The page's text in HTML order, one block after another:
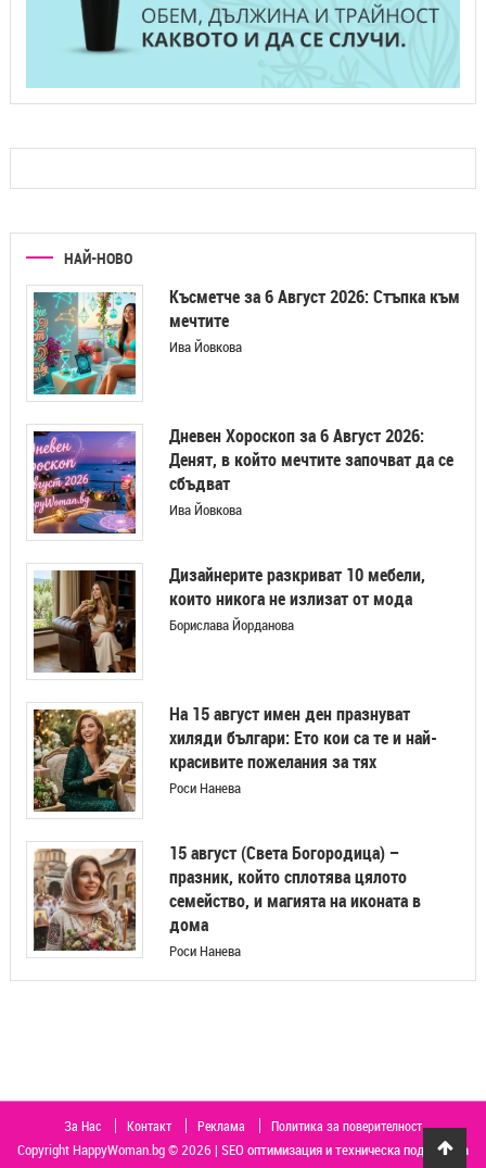
НАЙ-НОВО
Късметче за 6 Август 2026: Стъпка към
мечтите
Ива Йовкова
Дневен Хороскоп за 6 Август 2026:
Денят, в който мечтите започват да се
сбъдват
Ива Йовкова
Дизайнерите разкриват 10 мебели,
които никога не излизат от мода
Борислава Йорданова
На 15 август имен ден празнуват
хиляди българи: Ето кои са те и най-
красивите пожелания за тях
Роси Нанева
15 август (Света Богородица) –
празник, който сплотява цялото
семейство, и магията на иконата в
дома
Роси Нанева
За Нас Контакт Реклама Политика за поверителност
Copyright HappyWoman.bg © 2026 | SEO оптимизация и техническа поддръжка